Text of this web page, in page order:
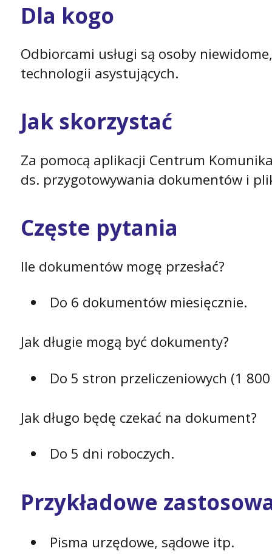
Dla kogo
Odbiorcami usługi są osoby
technologii asystujących.
Jak skorzystać
Za pomocą aplikacji Centrum
ds. przygotowywania dokumentów i
Częste pytania
Ile dokumentów mogę przesłać?
Do 6 dokumentów miesięcznie.
Jak długie mogą być dokumenty?
Do 5 stron przeliczeniowych (1
Jak długo będę czekać na dokument?
Do 5 dni roboczych.
Przykładowe
Pisma urzędowe, sądowe itp.